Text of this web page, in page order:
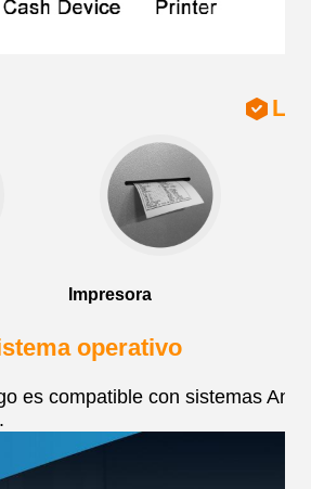
Impresora
operativo
es compatible con sistemas